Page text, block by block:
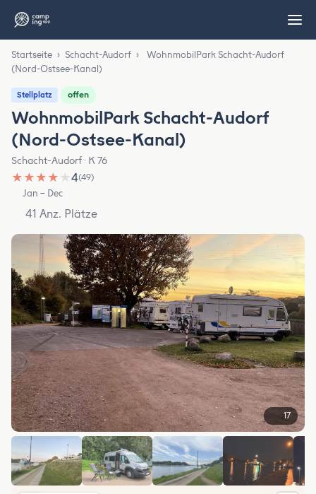
Startseite › Schacht-Audorf ›
WohnmobilPark Schacht-Audorf
(Nord-Ostsee-Kanal)
Stellplatz offen
WohnmobilPark Schacht-Audorf
(Nord-Ostsee-Kanal)
Schacht-Audorf · K 76
★ ★ ★ ★ ★4(49)
Jan – Dec
41 Anz. Plätze
17